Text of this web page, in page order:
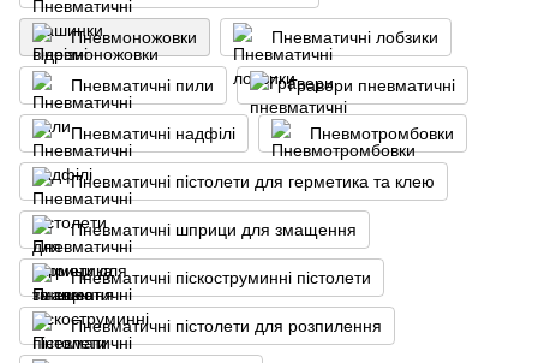
Пневмоножовки Пневматичні лобзики
Пневматичні пили Гравери пневматичні
Пневматичні надфілі Пневмотромбовки
Пневматичні пістолети для герметика та клею
Пневматичні шприци для змащення
Пневматичні піскоструминні пістолети
Пневматичні пістолети для розпилення